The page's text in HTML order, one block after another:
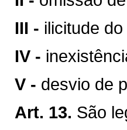
III - ilicitude
IV -
V - desvio de
Art. 13. São